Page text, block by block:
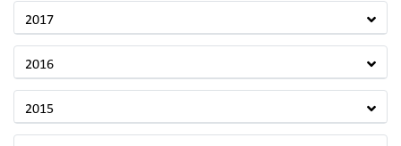
2017
2016
2015